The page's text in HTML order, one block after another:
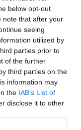
below opt-out
note that after your
seeing
utilized by
parties prior to
of the further
third parties on the
information may
the IAB’s List of
disclose it to other
obaj pozostają
Choć dziś
że dobry Bóg
Atlantydzie, by
i miłością do
Polski i